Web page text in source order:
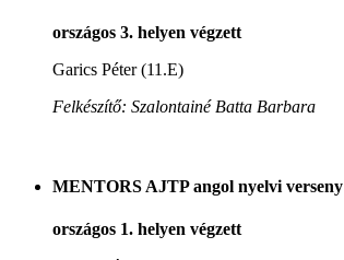
országos 3. helyen végzett
Garics Péter (11.E)
Felkészítő: Szalontainé Batta Barbara
MENTORS AJTP angol nyelvi verseny
országos 1. helyen végzett